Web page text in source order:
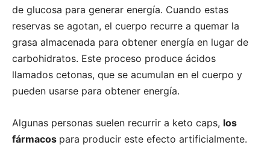
de glucosa para generar energía. Cuando estas
reservas se agotan, el cuerpo recurre a quemar la
grasa almacenada para obtener energía en lugar de
carbohidratos. Este proceso produce ácidos
llamados cetonas, que se acumulan en el cuerpo y
pueden usarse para obtener energía.
Algunas personas suelen recurrir a keto caps, los
fármacos para producir este efecto artificialmente.